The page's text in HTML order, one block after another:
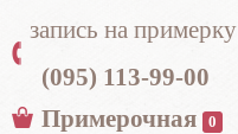
запись на примерку
(095) 113-99-00
Примерочная
0